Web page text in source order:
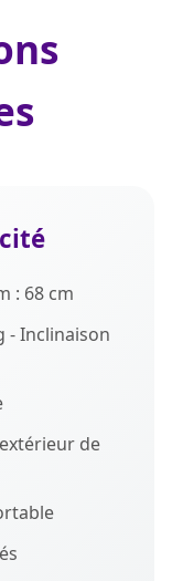
: 68 cm
- Inclinaison
de